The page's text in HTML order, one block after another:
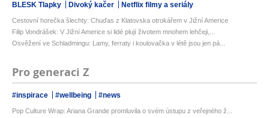
BLESK Tlapky Divoký kačer Netflix filmy a seriály
Cestovní horečka šlechty: Chuďas z Klatovska otrokářem v Jižní Americe
Filip Vondrášek: V Jižní Americe si lidé plují životem mnohem lehčeji,...
Osvěžení ve Schladmingu: Lamy, ferraty i koulovačka v létě jsou jen pá...
Pro generaci Z
#inspirace #wellbeing #news
Pop Culture Wrap: Ariana Grande promluvila o svém ústupu z veřejného ž...